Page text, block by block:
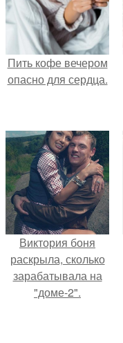
Пить кофе вечером
опасно для сердца.
Виктория боня
раскрыла, сколько
зарабатывала на
"доме-2".